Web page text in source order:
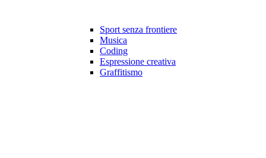
Sport senza frontiere
Musica
Coding
Espressione creativa
Graffitismo